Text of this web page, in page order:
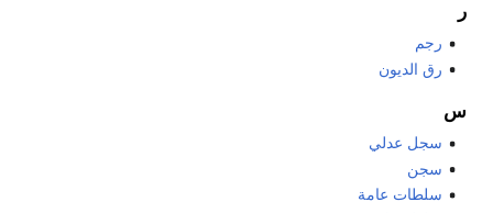
ر
رجم
رق الديون
س
سجل عدلي
سجن
سلطات عامة